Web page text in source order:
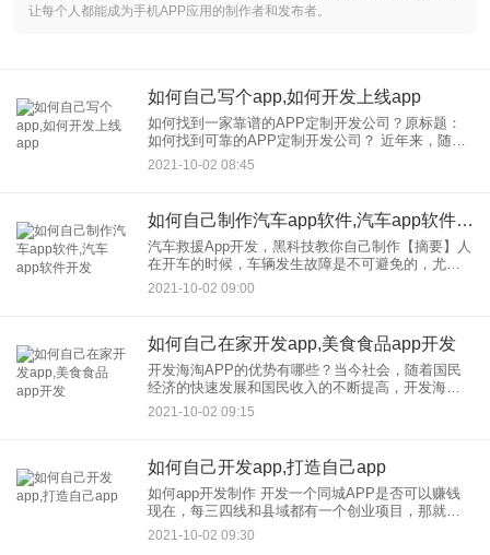
让每个人都能成为手机APP应用的制作者和发布者。
如何自己写个app,如何开发上线app
如何找到一家靠谱的APP定制开发公司？原标题：
如何找到可靠的APP定制开发公司？ 近年来，随着
互联网的发展，传统企业的生活环境变得越来越艰
难。传统产业走上了转型之路。无论是被迫转型还
2021-10-02 08:45
如何自己制作汽车app软件,汽车app软件开发
汽车救援App开发，黑科技教你自己制作【摘要】人
在开车的时候，车辆发生故障是不可避免的，尤其
是在郊区或者高速公路上，会给车主带来更多的麻
烦，而汽车救援App可以轻松解决这些问题。 在驾
2021-10-02 09:00
如何自己在家开发app,美食食品app开发
开发海淘APP的优势有哪些？当今社会，随着国民
经济的快速发展和国民收入的不断提高，开发海淘
APP也开始崛起。很多人开始喜欢买一些洋货用，
但是专柜贵，发现不靠谱就怕买到假货，这让很多
2021-10-02 09:15
如何自己开发app,打造自己app
如何app开发制作 开发一个同城APP是否可以赚钱
现在，每三四线和县域都有一个创业项目，那就是
本地生活圈，一个本地生活app软件，用户可以在这
里发布关于同城，的信息，查看本地新闻，网上购
2021-10-02 09:30